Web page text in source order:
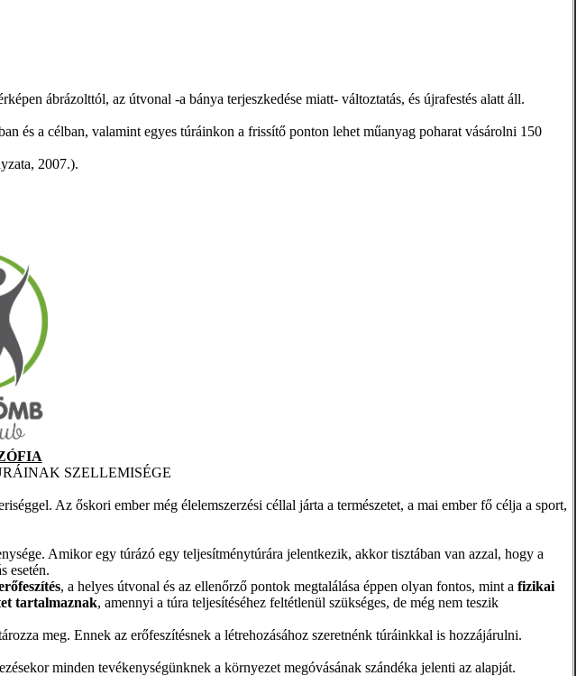
ábrázolttól, az útvonal -a bánya terjeszkedése miatt- változtatás, és újrafestés alatt áll.
és a célban, valamint egyes túráinkon a frissítő ponton lehet műanyag poharat vásárolni 150
2007.).
SZELLEMISÉGE
Az őskori ember még élelemszerzési céllal járta a természetet, a mai ember fő célja a sport,
Amikor egy túrázó egy teljesítménytúrára jelentkezik, akkor tisztában van azzal, hogy a
esetén.
, a helyes útvonal és az ellenőrző pontok megtalálása éppen olyan fontos, mint a fizikai
tartalmaznak, amennyi a túra teljesítéséhez feltétlenül szükséges, de még nem teszik
meg. Ennek az erőfeszítésnek a létrehozásához szeretnénk túráinkkal is hozzájárulni.
minden tevékenységünknek a környezet megóvásának szándéka jelenti az alapját.